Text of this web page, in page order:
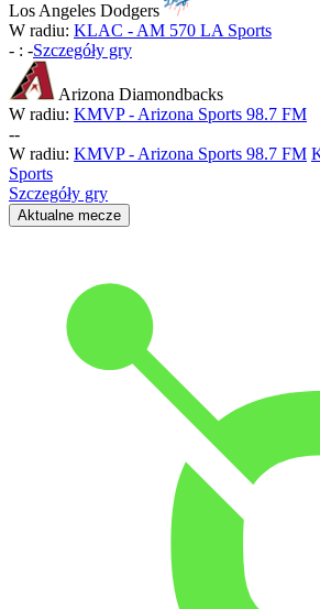
Los Angeles Dodgers
W radiu: KLAC - AM 570 LA Sports
- : -Szczegóły gry
Arizona Diamondbacks
W radiu: KMVP - Arizona Sports 98.7 FM
--
W radiu: KMVP - Arizona Sports 98.7 FM
Sports
Szczegóły gry
Aktualne mecze